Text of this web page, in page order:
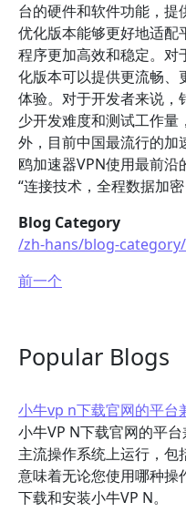
台的硬件和软件功能，提
优化版本能够更好地适配
程序更加高效和稳定。对
化版本可以提供更流畅、
体验。对于开发者来说，
少开发难度和测试工作量
外，目前中国最流行的加
鸥加速器VPN使用最前沿
“连接技术，全程数据加
Blog Category
/zh-hans/blog-
前一个
Popular Blogs
小牛vp n下载官网的平台
小牛VP N下载官网的平
主流操作系统上运行，
意味着无论您使用哪种操
下载和安装小牛VP N。